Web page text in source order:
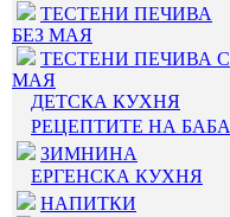
ТЕСТЕНИ ПЕЧИВА
БЕЗ МАЯ
ТЕСТЕНИ ПЕЧИВА С
МАЯ
ДЕТСКА КУХНЯ
РЕЦЕПТИТЕ НА БАБА
ЗИМНИНА
ЕРГЕНСКА КУХНЯ
НАПИТКИ